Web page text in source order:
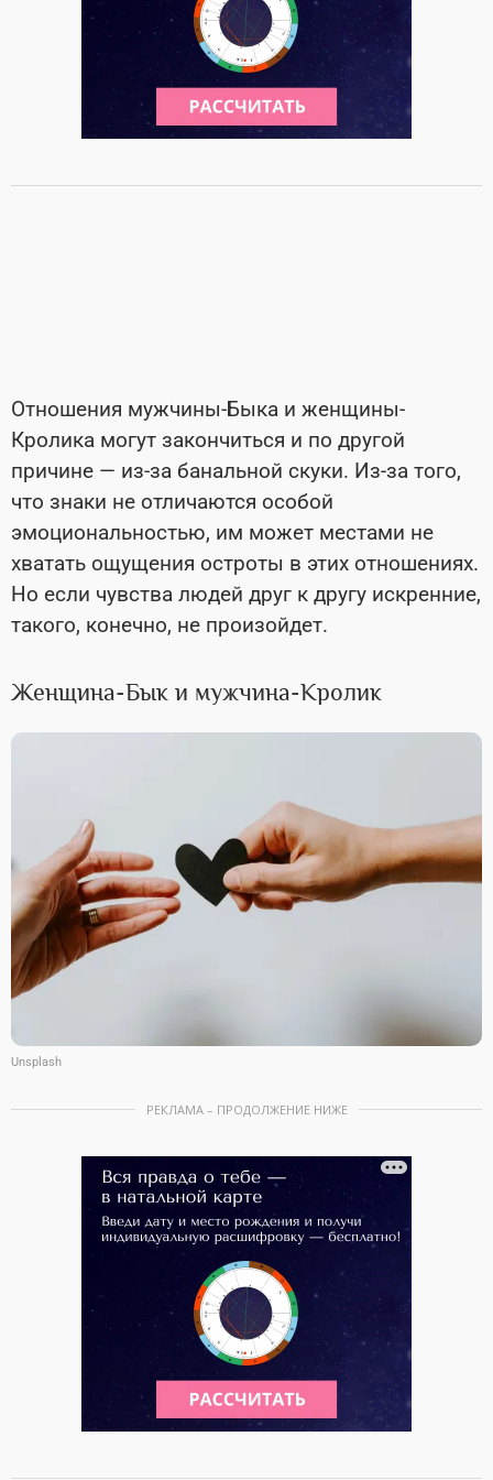
Отношения мужчины-Быка и женщины-
Кролика могут закончиться и по другой
причине — из-за банальной скуки. Из-за того,
что знаки не отличаются особой
эмоциональностью, им может местами не
хватать ощущения остроты в этих отношениях.
Но если чувства людей друг к другу искренние,
такого, конечно, не произойдет.
Женщина-Бык и мужчина-Кролик
Unsplash
РЕКЛАМА – ПРОДОЛЖЕНИЕ НИЖЕ